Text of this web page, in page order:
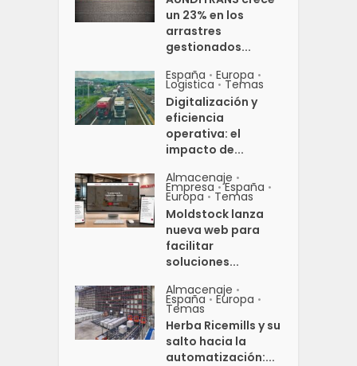
un 23% en los
arrastres
gestionados...
España • Europa •
Logistica • Temas
Digitalización y
eficiencia
operativa: el
impacto de...
Almacenaje •
Empresa • España •
Europa • Temas
Moldstock lanza
nueva web para
facilitar
soluciones...
Almacenaje •
España • Europa •
Temas
Herba Ricemills y su
salto hacia la
automatización:...